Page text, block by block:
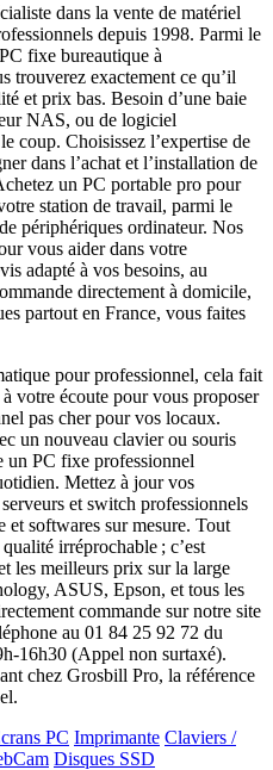
dans la vente de matériel
depuis 1998. Parmi le
fixe bureautique à
trouverez exactement ce qu’il
et prix bas. Besoin d’une baie
NAS, ou de logiciel
coup. Choisissez l’expertise de
dans l’achat et l’installation de
un PC portable pro pour
station de travail, parmi le
périphériques ordinateur. Nos
vous aider dans votre
adapté à vos besoins, au
directement à domicile,
partout en France, vous faites
pour professionnel, cela fait
votre écoute pour vous proposer
pas cher pour vos locaux.
un nouveau clavier ou souris
un PC fixe professionnel
Mettez à jour vos
et switch professionnels
softwares sur mesure. Tout
irréprochable ; c’est
les meilleurs prix sur la large
ASUS, Epson, et tous les
commande sur notre site
au 01 84 25 92 72 du
16h30 (Appel non surtaxé).
chez Grosbill Pro, la référence
PC Imprimante Claviers /
Disques SSD